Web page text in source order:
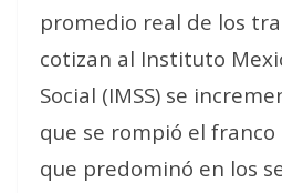
promedio real de los
cotizan al Instituto
Social (IMSS) se
que se rompió el
que predominó en los